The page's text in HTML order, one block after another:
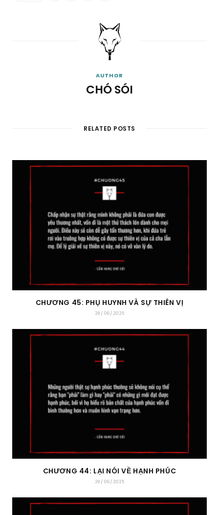
AUTHOR
CHÓ SÓI
RELATED POSTS
CHƯƠNG 45: PHỤ HUYNH VÀ SỰ THIÊN VỊ
29/06/2025
CHƯƠNG 44: LẠI NÓI VỀ HẠNH PHÚC
29/06/2025